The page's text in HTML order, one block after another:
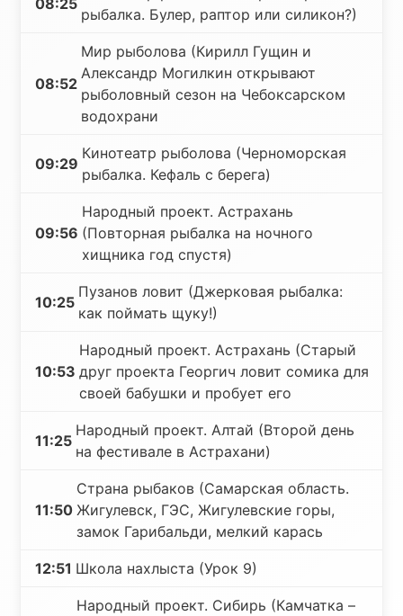
08:25
рыбалка. Булер, раптор или силикон?)
08:52
Мир рыболова (Кирилл Гущин и
Александр Могилкин открывают
рыболовный сезон на Чебоксарском
водохрани
09:29
Кинотеатр рыболова (Черноморская
рыбалка. Кефаль с берега)
09:56
Народный проект. Астрахань
(Повторная рыбалка на ночного
хищника год спустя)
10:25
Пузанов ловит (Джерковая рыбалка:
как поймать щуку!)
10:53
Народный проект. Астрахань (Старый
друг проекта Георгич ловит сомика для
своей бабушки и пробует его
11:25
Народный проект. Алтай (Второй день
на фестивале в Астрахани)
11:50
Страна рыбаков (Самарская область.
Жигулевск, ГЭС, Жигулевские горы,
замок Гарибальди, мелкий карась
12:51 Школа нахлыста (Урок 9)
Народный проект. Сибирь (Камчатка –